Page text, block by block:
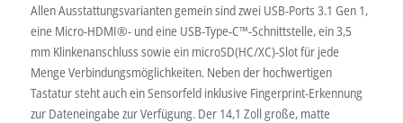
Allen Ausstattungsvarianten gemein sind zwei USB-Ports 3.1 Gen 1,
eine Micro-HDMI®- und eine USB-Type-C™-Schnittstelle, ein 3,5
mm Klinkenanschluss sowie ein microSD(HC/XC)-Slot für jede
Menge Verbindungsmöglichkeiten. Neben der hochwertigen
Tastatur steht auch ein Sensorfeld inklusive Fingerprint-Erkennung
zur Dateneingabe zur Verfügung. Der 14,1 Zoll große, matte